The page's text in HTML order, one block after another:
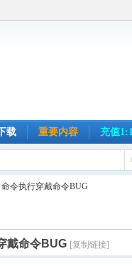
载 重要内容 充值
命令执行穿戴命令BUG
戴命令BUG [复制链接]